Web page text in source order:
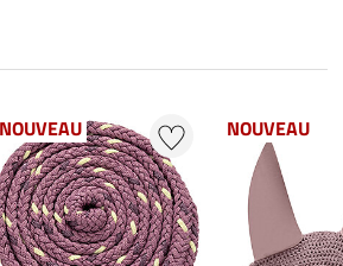
NOUVEAU NOUVEAU